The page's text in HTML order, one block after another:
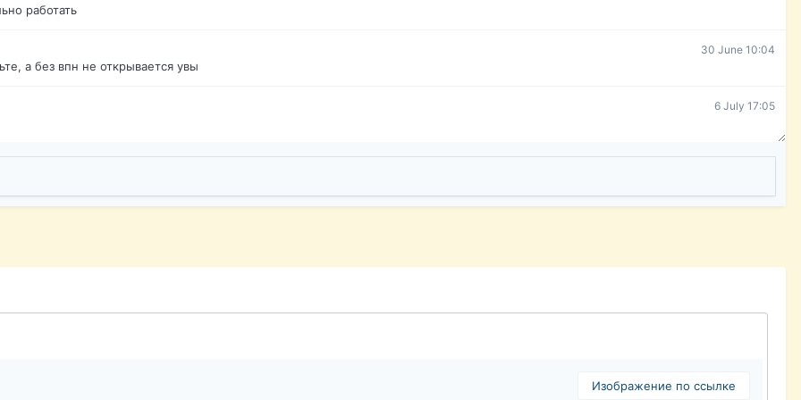
работать
30 June 10:04
а без впн не открывается увы
6 July 17:05
Изображение по ссылке